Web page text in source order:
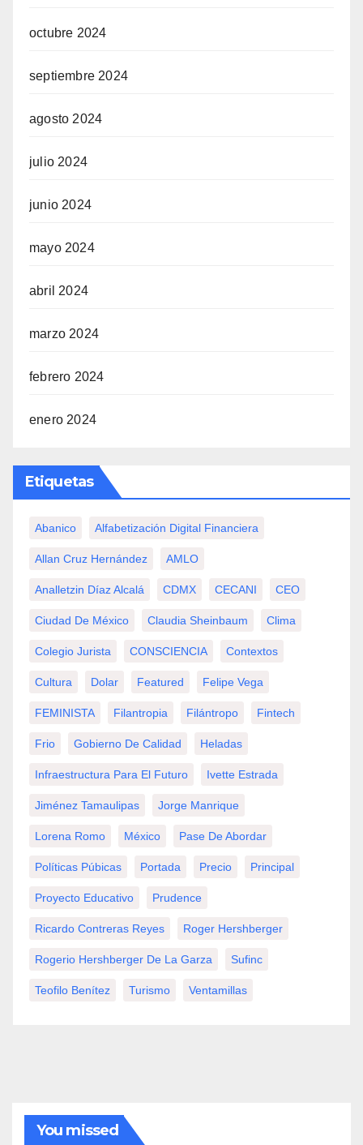
octubre 2024
septiembre 2024
agosto 2024
julio 2024
junio 2024
mayo 2024
abril 2024
marzo 2024
febrero 2024
enero 2024
Etiquetas
Abanico Alfabetización Digital Financiera
Allan Cruz Hernández AMLO
Analletzin Díaz Alcalá CDMX CECANI CEO
Ciudad De México Claudia Sheinbaum Clima
Colegio Jurista CONSCIENCIA Contextos
Cultura Dolar Featured Felipe Vega
FEMINISTA Filantropia Filántropo Fintech
Frio Gobierno De Calidad Heladas
Infraestructura Para El Futuro Ivette Estrada
Jiménez Tamaulipas Jorge Manrique
Lorena Romo México Pase De Abordar
Políticas Púbicas Portada Precio Principal
Proyecto Educativo Prudence
Ricardo Contreras Reyes Roger Hershberger
Rogerio Hershberger De La Garza Sufinc
Teofilo Benítez Turismo Ventamillas
You missed